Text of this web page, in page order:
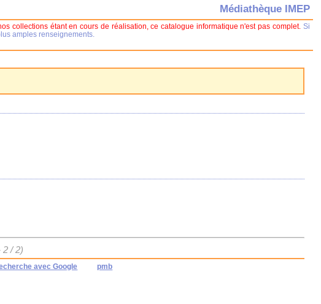
2 / 2)
avec Google pmb
Médiathèque IMEP
collections étant en cours de réalisation, ce catalogue informatique n'est pas complet. Si
amples renseignements.